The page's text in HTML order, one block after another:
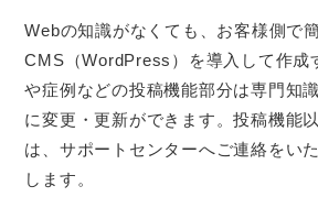
Webの知識がなくても、お客様側で
CMS（WordPress）を導入して作成
や症例などの投稿機能部分は専門知
に変更・更新ができます。投稿機能
は、サポートセンターへご連絡をい
します。